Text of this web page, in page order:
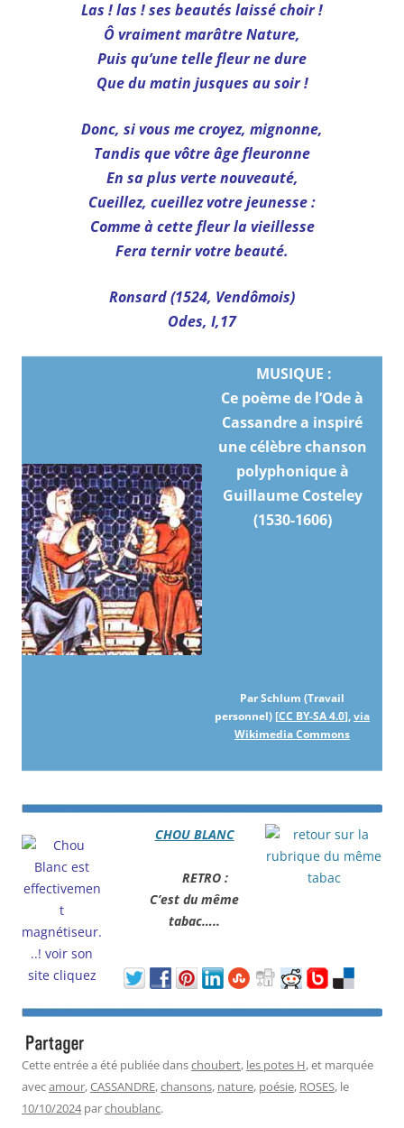
Las ! las ! ses beautés laissé choir !
Ô vraiment marâtre Nature,
Puis qu’une telle fleur ne dure
Que du matin jusques au soir !
Donc, si vous me croyez, mignonne,
Tandis que vôtre âge fleuronne
En sa plus verte nouveauté,
Cueillez, cueillez votre jeunesse :
Comme à cette fleur la vieillesse
Fera ternir votre beauté.
Ronsard (1524, Vendômois)
Odes, I,17
MUSIQUE :
Ce poème de l’Ode à
Cassandre a inspiré
une célèbre chanson
polyphonique à
Guillaume Costeley
(1530-1606)
Par Schlum (Travail
personnel) [CC BY-SA 4.0],via
Wikimedia Commons
CHOU BLANC
RETRO :
C’est du même
tabac…..
Cette entrée a été publiée danschoubert, les potes H, et marquée
avecamour,CASSANDRE,chansons, nature, poésie, ROSES, le
10/10/2024 parchoublanc.